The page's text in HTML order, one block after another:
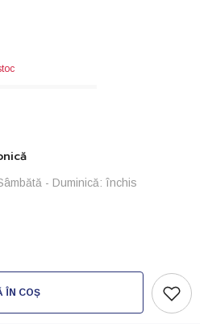
- Duminică: închis
ÎN COȘ